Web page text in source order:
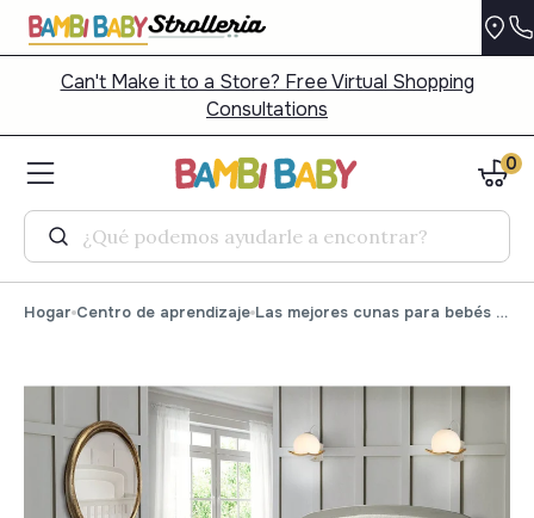
Can't Make it to a Store? Free Virtual Shopping
Consultations
Buscar
0
Hogar Centro de aprendizaje Las mejores cunas para bebés de 2025